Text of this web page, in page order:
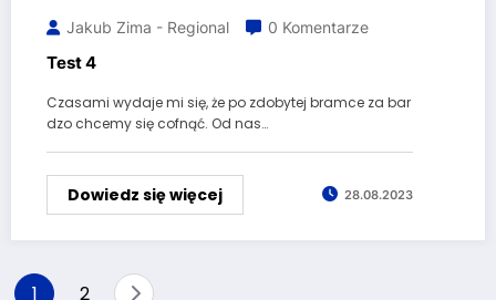
Jakub Zima - Regional 0 Komentarze
Test 4
Czasami wydaje mi się, że po zdobytej bramce za bar
dzo chcemy się cofnąć. Od nas…
Dowiedz się więcej 28.08.2023
Stronicowanie
1 2